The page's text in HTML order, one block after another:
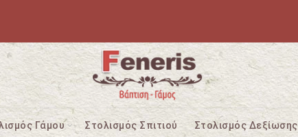
Γάμου Στολισμός Σπιτιού Στολισμός Δεξίωσης